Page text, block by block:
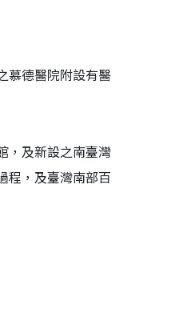
慕德醫院附設有醫
，及新設之南臺灣
程，及臺灣南部百